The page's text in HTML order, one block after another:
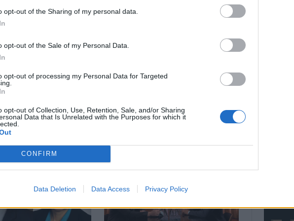
opt-out of the Sharing of my personal data.
opt-out of the Sale of my Personal Data.
opt-out of processing my Personal Data for Targeted
opt-out of Collection, Use, Retention, Sale, and/or Sharing
Data that Is Unrelated with the Purposes for which it
CONFIRM
Data Deletion Data Access Privacy Policy
‘κανε η Μελόνι: Η
τη Συνθήκη
Ισπανία λόγω της
Νέος Αρχιεπίσκοπος Καναδά
εξελέγη, ο Νέας Ιερσέης Απόστολος –